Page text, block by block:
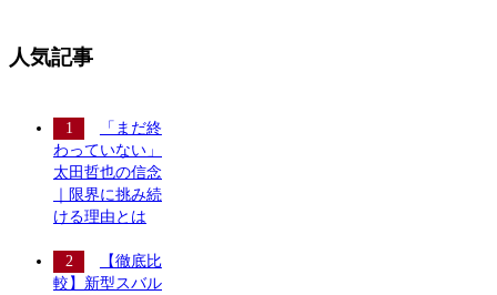
人気記事
「まだ終
わっていない」
太田哲也の信念
｜限界に挑み続
ける理由とは
【徹底比
較】新型スバル